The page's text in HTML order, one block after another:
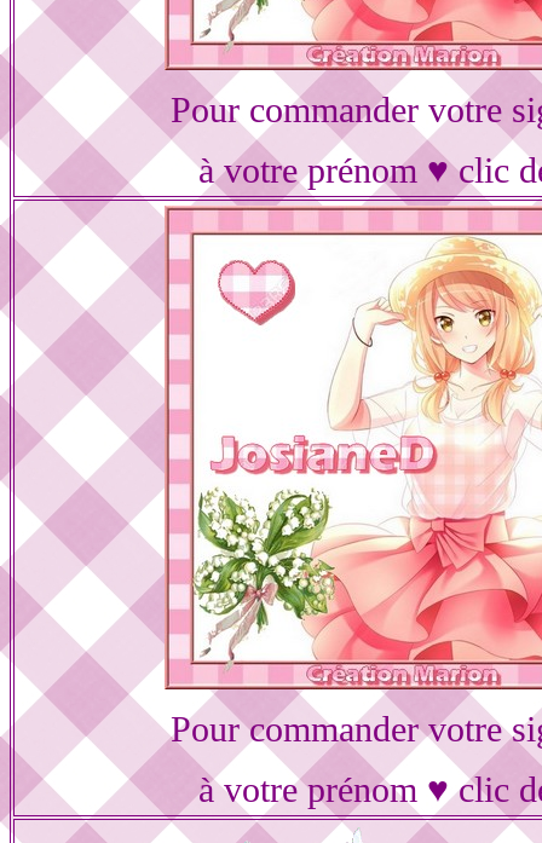
Pour commander votre
à votre prénom ♥ clic
Pour commander votre
à votre prénom ♥ clic